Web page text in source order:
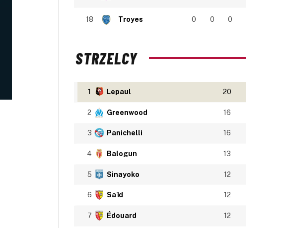
18 Troyes 0 0 0
STRZELCY
1 Lepaul 20
2 Greenwood 16
3 Panichelli 16
4 Balogun 13
5 Sinayoko 12
6 Saïd 12
7 Édouard 12